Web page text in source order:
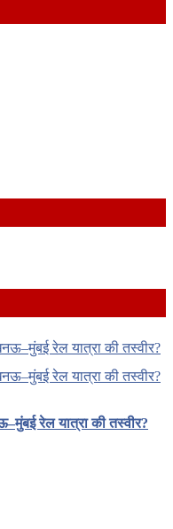
रेल यात्रा की तस्वीर?